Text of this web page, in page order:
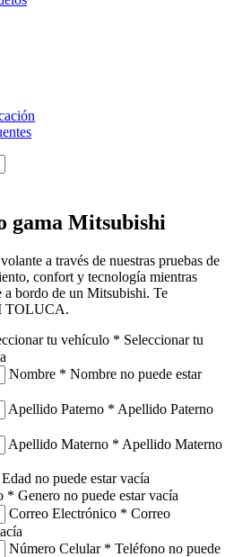
gama Mitsubishi
a través de nuestras pruebas de
confort y tecnología mientras
bordo de un Mitsubishi. Te
TOLUCA.
tu vehículo * Seleccionar tu
Nombre * Nombre no puede estar
Apellido Paterno * Apellido Paterno
Apellido Materno * Apellido Materno
Edad no puede estar vacía
* Genero no puede estar vacía
Correo Electrónico * Correo
Número Celular * Teléfono no puede